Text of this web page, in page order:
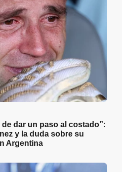
dar un paso al costado”:
y la duda sobre su
Argentina